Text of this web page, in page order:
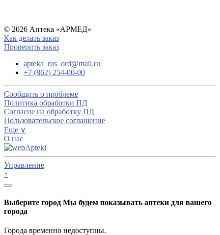
© 2026 Аптека «АРМЕД»
Как делать заказ
Проверить заказ
apteka_rus_ord@mail.ru
+7 (862) 254-00-00
Сообщить о проблеме
Политика обработки ПД
Согласие на обработку ПД
Пользовательское соглашение
Еще ∨
О нас
Управление
↑
Выберите город Мы будем показывать аптеки для вашего
города
Города временно недоступны.